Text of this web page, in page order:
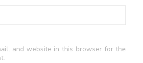
and website in this browser for the